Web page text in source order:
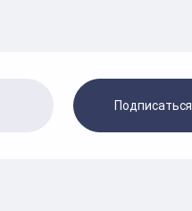
Подписаться